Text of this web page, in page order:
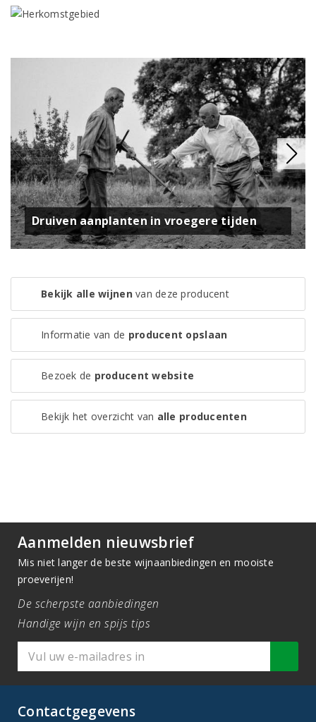
Druiven aanplanten in vroegere tijden
Bekijk alle wijnenvan deze producent
Informatie van de producent opslaan
Bezoek de producent website
Bekijk het overzicht van alle producenten
Aanmelden nieuwsbrief
Mis niet langer de beste wijnaanbiedingen en mooiste
proeverijen!
De scherpste aanbiedingen
Handige wijn en spijs tips
Contactgegevens